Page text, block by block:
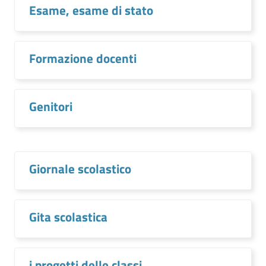
Esame, esame di stato
Formazione docenti
Genitori
Giornale scolastico
Gita scolastica